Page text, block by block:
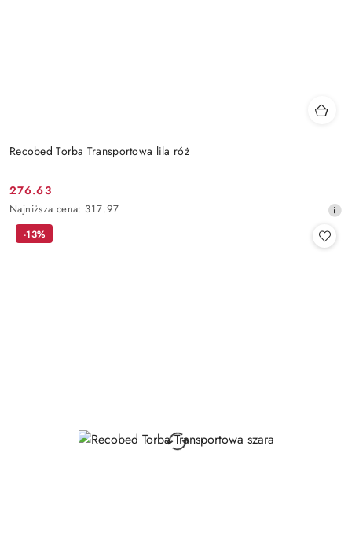
Recobed Torba Transportowa lila róż
Cena
promocyjna:
276.63
Najniższa
cena
Najniższa cena: 317.97
-13%